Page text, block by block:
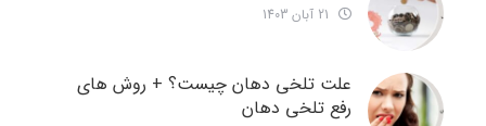
علت تلخی دهان چیست؟ + روش های
رفع تلخی دهان